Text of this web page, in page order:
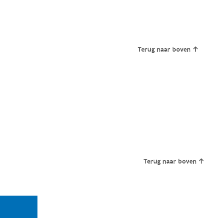
Terug naar boven
Terug naar boven